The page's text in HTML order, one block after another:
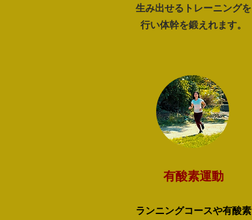
生み出せるトレーニングを
​行い体幹を鍛えれます。
有酸素運動
ランニングコースや有酸素